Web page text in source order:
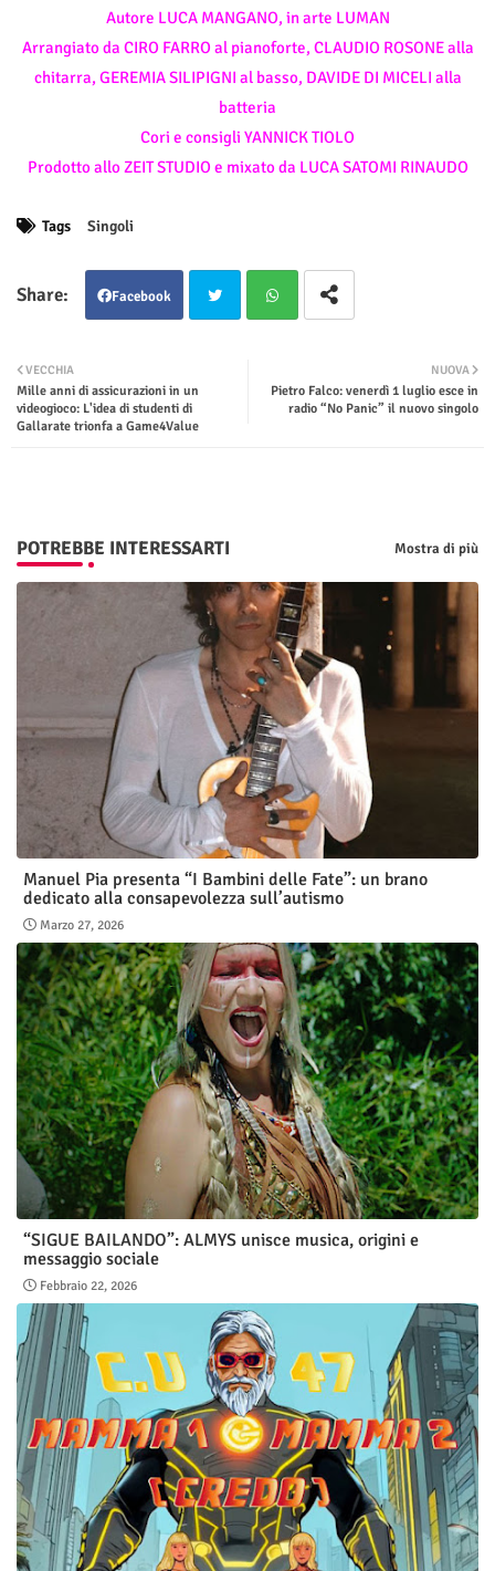
Autore LUCA MANGANO, in arte LUMAN
Arrangiato da CIRO FARRO al pianoforte, CLAUDIO ROSONE alla
chitarra, GEREMIA SILIPIGNI al basso, DAVIDE DI MICELI alla
batteria
Cori e consigli YANNICK TIOLO
Prodotto allo ZEIT STUDIO e mixato da LUCA SATOMI RINAUDO
Tags Singoli
Facebook
tsap
NUOVA
Pietro Falco: venerdì 1 luglio esce in
radio “No Panic” il nuovo singolo
VECCHIA
Mille anni di assicurazioni in un
videogioco: L'idea di studenti di
Gallarate trionfa a Game4Value
POTREBBE INTERESSARTI Mostra di più
Manuel Pia presenta “I Bambini delle Fate”: un brano
dedicato alla consapevolezza sull’autismo
Marzo 27, 2026
“SIGUE BAILANDO”: ALMYS unisce musica, origini e
messaggio sociale
Febbraio 22, 2026